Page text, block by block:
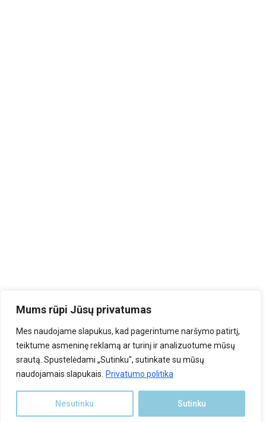
Mums rūpi Jūsų privatumas
Mes naudojame slapukus, kad pagerintume naršymo patirtį,
teiktume asmeninę reklamą ar turinį ir analizuotume mūsų
srautą. Spustelėdami „Sutinku", sutinkate su mūsų
naudojamais slapukais.
Privatumo politika
Nesutinku Sutinku